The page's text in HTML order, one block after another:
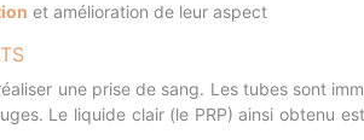
et amélioration de leur aspect
une prise de sang. Les tubes sont
Le liquide clair (le PRP) ainsi obtenu